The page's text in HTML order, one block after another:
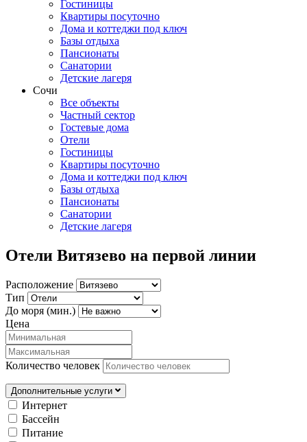
Гостиницы
Квартиры посуточно
Дома и коттеджи под ключ
Базы отдыха
Пансионаты
Санатории
Детские лагеря
Сочи
Все объекты
Частный сектор
Гостевые дома
Отели
Гостиницы
Квартиры посуточно
Дома и коттеджи под ключ
Базы отдыха
Пансионаты
Санатории
Детские лагеря
Отели Витязево на первой линии
Расположение
Тип
До моря (мин.)
Цена
Количество человек
Дополнительные услуги
Интернет
Бассейн
Питание